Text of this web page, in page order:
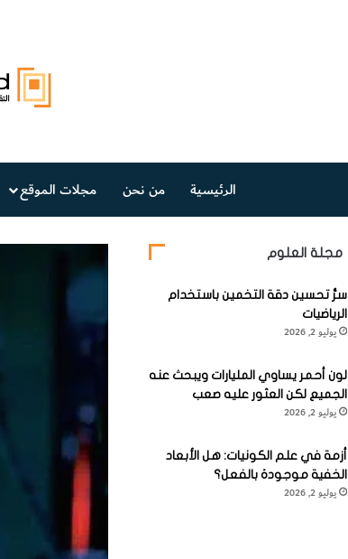
الرئيسية من نحن مجلات الموقع
مجلة العلوم
سرُّ تحسين دقة التخمين باستخدام
الرياضيات
يوليو 2, 2026
لون أحمر يساوي المليارات ويبحث عنه
الجميع لكن العثور عليه صعب
يوليو 2, 2026
أزمة في علم الكونيات: هل الأبعاد
الخفية موجودة بالفعل؟
يوليو 2, 2026